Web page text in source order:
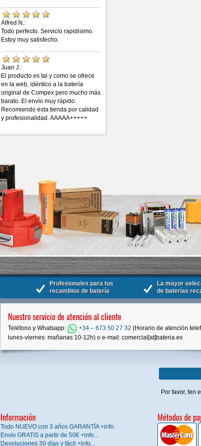
Alfred N.:
Todo perfecto. Servicio rapidisimo.
Estoy muy satisfecho.
Juan J.:
El producto es tal y como se ofrece
en la web, idéntico a la batería
original de Compex pero mucho más
barato. El envío muy rápido.
Recomiendo esta tienda por calidad
y profesionalidad. AAAAA+++++
Profesionales para tus
recambios de batería
La mayor
de baterías
Nuestro servicio de atención al cliente
Teléfono y Whatsapp: +34 – 673 50 27 32 (Horario de atención
lunes-viernes: mañanas 10-12h) o e-mail: comercial[at]bateria.es
Por favor, ten
Información
Todo NUEVO con 3 años GARANTÍA +info
Envío GRATIS a partir de 50€ +info...
Devoluciones 30 días y fácil +info...
Métodos de